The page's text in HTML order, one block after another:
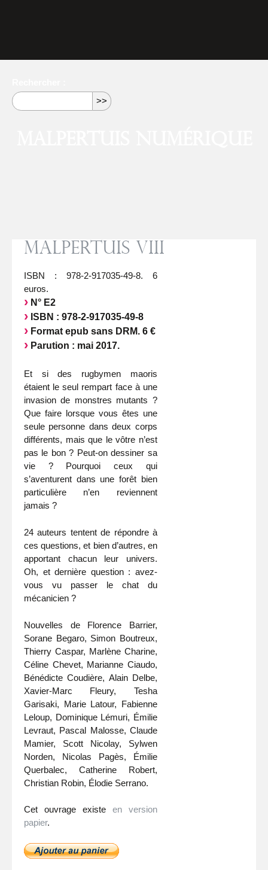
Malpertuis VIII
ISBN : 978-2-917035-49-8. 6
euros.
N° E2
ISBN : 978-2-917035-49-8
Format epub sans DRM. 6 €
Parution : mai 2017.
Et si des rugbymen maoris
étaient le seul rempart face à une
invasion de monstres mutants ?
Que faire lorsque vous êtes une
seule personne dans deux corps
différents, mais que le vôtre n’est
pas le bon ? Peut-on dessiner sa
vie ? Pourquoi ceux qui
s’aventurent dans une forêt bien
particulière n’en reviennent
jamais ?
24 auteurs tentent de répondre à
ces questions, et bien d’autres, en
apportant chacun leur univers.
Oh, et dernière question : avez-
vous vu passer le chat du
mécanicien ?
Nouvelles de Florence Barrier,
Sorane Begaro, Simon Boutreux,
Thierry Caspar, Marlène Charine,
Céline Chevet, Marianne Ciaudo,
Bénédicte Coudière, Alain Delbe,
Xavier-Marc Fleury, Tesha
Garisaki, Marie Latour, Fabienne
Leloup, Dominique Lémuri, Émilie
Levraut, Pascal Malosse, Claude
Mamier, Scott Nicolay, Sylwen
Norden, Nicolas Pagès, Émilie
Querbalec, Catherine Robert,
Christian Robin, Élodie Serrano.
Cet ouvrage existe en version
papier.